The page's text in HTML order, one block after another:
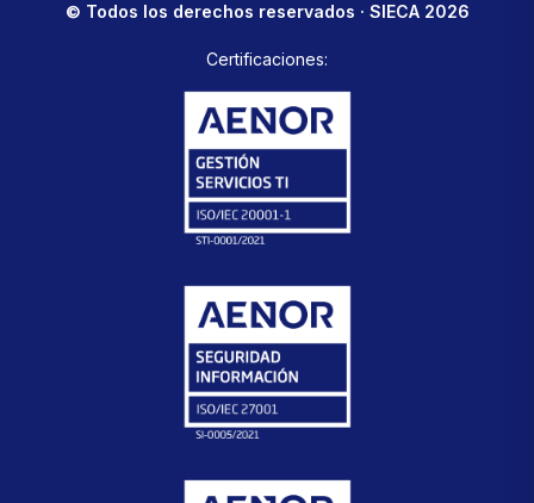
© Todos los derechos reservados · SIECA 2026
Certificaciones: